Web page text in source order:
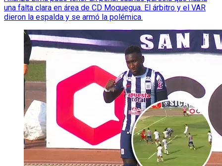
una falta clara en área de CD Moquegua. El árbitro y el VAR
dieron la espalda y se armó la polémica.